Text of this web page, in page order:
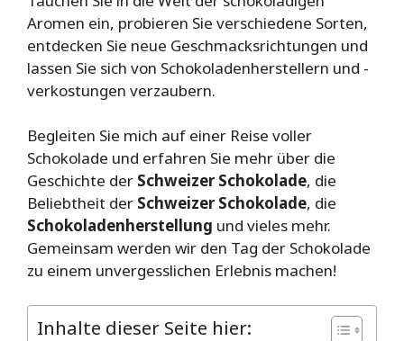
Aromen ein, probieren Sie verschiedene Sorten,
entdecken Sie neue Geschmacksrichtungen und
lassen Sie sich von Schokoladenherstellern und -
verkostungen verzaubern.
Begleiten Sie mich auf einer Reise voller
Schokolade und erfahren Sie mehr über die
Geschichte der Schweizer Schokolade, die
Beliebtheit der Schweizer Schokolade, die
Schokoladenherstellung und vieles mehr.
Gemeinsam werden wir den Tag der Schokolade
zu einem unvergesslichen Erlebnis machen!
Inhalte dieser Seite hier: